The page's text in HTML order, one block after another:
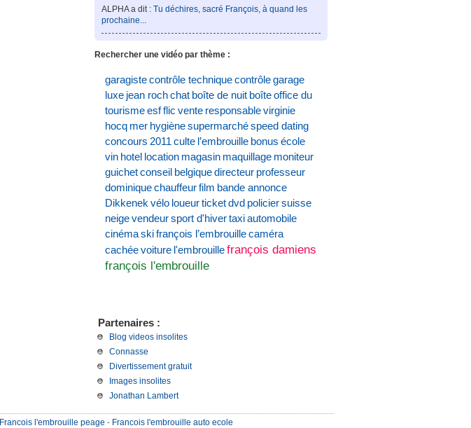
ALPHA a dit : Tu déchires, sacré François, à quand les
prochaine...
Rechercher une vidéo par thème :
garagistecontrôle techniquecontrôlegarage
luxe jean rochchat boîte de nuit boîteoffice du
tourismeesfflic vente responsablevirginie
hocq mer hygiènesupermarchéspeed dating
concours 2011 culte l’embrouille bonus école
vin hotel location magasin maquillage moniteur
guichetconseil belgiquedirecteur professeur
dominiquechauffeurfilm bande annonce
Dikkenek vélo loueurticketdvd policiersuisse
neigevendeursport d'hivertaxiautomobile
cinémaskifrançois l’embrouillecaméra
cachéevoiture l'embrouillefrançois damiens
françois l'embrouille
Partenaires :
Blog videos insolites
Connasse
Divertissement gratuit
Images insolites
Jonathan Lambert
Francois l'embrouille peage - Francois l'embrouille auto ecole